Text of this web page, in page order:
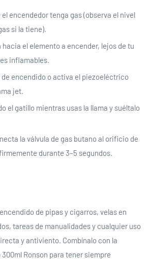
encendedor tenga gas (observa el nivel
si la tiene).
hacia el elemento a encender, lejos de tu
inflamables.
de encendido o activa el piezoeléctrico
jet.
el gatillo mientras usas la llama y suéltalo
la válvula de gas butano al orificio de
durante 3–5 segundos.
de pipas y cigarros, velas en
tareas de manualidades y cualquier uso
y antiviento. Combínalo con la
300ml Ronson para tener siempre
sesión